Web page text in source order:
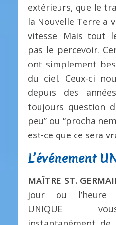
extérieurs, que le
la Nouvelle Terre a
vitesse. Mais tout
pas le percevoir.
ont simplement
du ciel. Ceux-ci
depuis des
toujours question
peu” ou
est-ce que ce sera
L’événement
MAÎTRE ST.
jour ou l’heure
UNIQUE